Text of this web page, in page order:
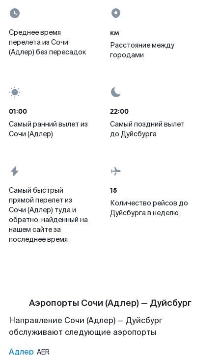
Среднее время
перелета из Сочи
(Адлер) без пересадок
км
Расстояние между
городами
01:00
Самый ранний вылет из
Сочи (Адлер)
22:00
Самый поздний вылет
до Дуйсбурга
Самый быстрый
прямой перелет из
Сочи (Адлер) туда и
обратно, найденный на
нашем сайте за
последнее время
15
Количество рейсов до
Дуйсбурга в неделю
Аэропорты Сочи (Адлер) — Дуйсбург
Направление Сочи (Адлер) — Дуйсбург
обслуживают следующие аэропорты
Адлер AER